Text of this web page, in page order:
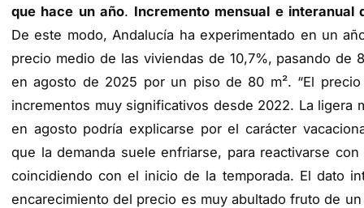
que hace un año. Incremento mensual e interanual
De este modo, Andalucía ha experimentado en un
precio medio de las viviendas de 10,7%, pasando de
en agosto de 2025 por un piso de 80 m². “El
incrementos muy significativos desde 2022. La ligera
en agosto podría explicarse por el carácter
que la demanda suele enfriarse, para reactivarse
coincidiendo con el inicio de la temporada. El dato
encarecimiento del precio es muy abultado fruto de